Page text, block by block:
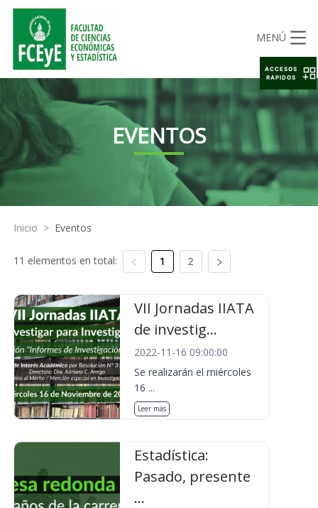
MENÚ
EVENTOS
Inicio > Eventos
11 elementos en total: 1 2
VII Jornadas IIATA
de investig...
2022-11-16 09:00:00
Se realizarán el miércoles
16 ...
Leer más
Estadística:
Pasado, presente
...
ACCESOS
RAPIDOS